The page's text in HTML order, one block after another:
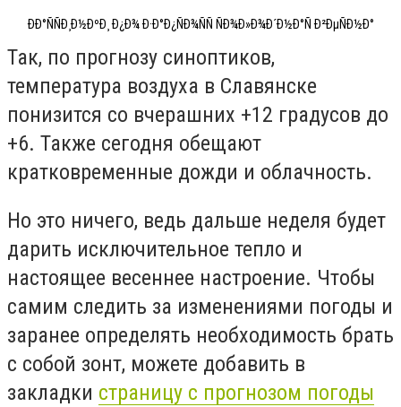
ÐÐ°ÑÑÐ¸Ð½ÐºÐ¸ Ð¿Ð¾ Ð·Ð°Ð¿ÑÐ¾ÑÑ ÑÐ¾Ð»Ð¾Ð´Ð½Ð°Ñ Ð²ÐµÑÐ½Ð°
Так, по прогнозу синоптиков,
температура воздуха в Славянске
понизится со вчерашних +12 градусов до
+6. Также сегодня обещают
кратковременные дожди и облачность.
Но это ничего, ведь дальше неделя будет
дарить исключительное тепло и
настоящее весеннее настроение. Чтобы
самим следить за изменениями погоды и
заранее определять необходимость брать
с собой зонт, можете добавить в
закладки страницу с прогнозом погоды